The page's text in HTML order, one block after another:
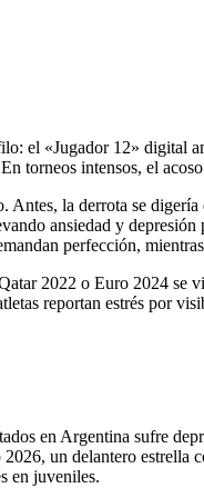
el «Jugador 12» digital
torneos intensos, el
la derrota se
ansiedad y
perfección,
2022 o Euro 2024
reportan estrés por
en Argentina sufre
un delantero estrella
en juveniles.